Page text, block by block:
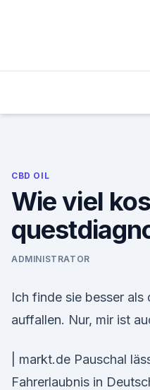
CBD OIL
Wie viel
ADMINISTRATOR
Ich finde sie besser
auffallen. Nur, mir ist
| markt.de Pauschal
Fahrerlaubnis in